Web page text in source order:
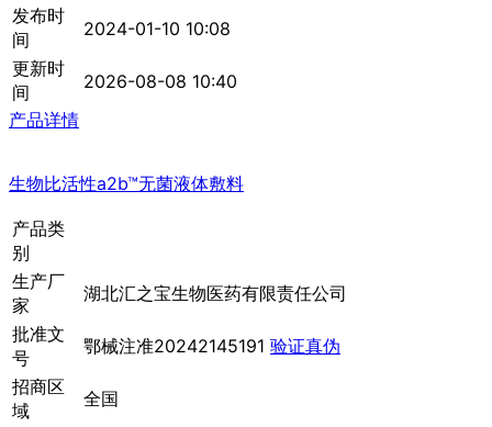
发布时
间
2024-01-10 10:08
更新时
间
2026-08-08 10:40
产品详情
生物比活性a2b™无菌液体敷料
产品类
别
生产厂
家
湖北汇之宝生物医药有限责任公司
批准文
号
鄂械注准20242145191 验证真伪
招商区
域
全国